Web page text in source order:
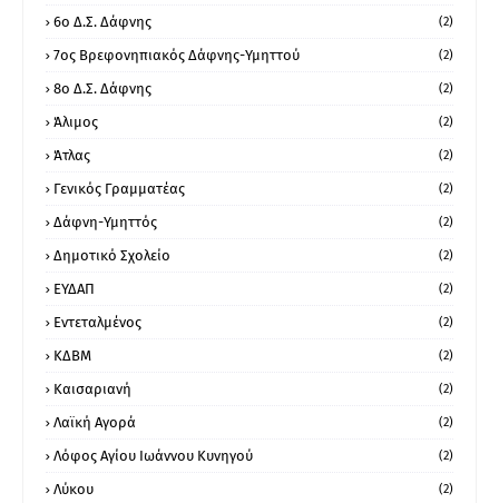
6ο Δ.Σ. Δάφνης (2)
7ος Βρεφονηπιακός Δάφνης-Υμηττού (2)
8ο Δ.Σ. Δάφνης (2)
Άλιμος (2)
Άτλας (2)
Γενικός Γραμματέας (2)
Δάφνη-Υμηττός (2)
Δημοτικό Σχολείο (2)
ΕΥΔΑΠ (2)
Εντεταλμένος (2)
ΚΔΒΜ (2)
Καισαριανή (2)
Λαϊκή Αγορά (2)
Λόφος Αγίου Ιωάννου Κυνηγού (2)
Λύκου (2)